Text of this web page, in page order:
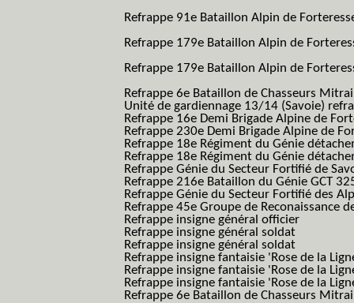
Refrappe 91e Bataillon Alpin de
Refrappe 179e Bataillon Alpin de
Refrappe 179e Bataillon Alpin de
Refrappe 6e Bataillon de Chasseurs
Unité de gardiennage 13/14 (Savoie)
Refrappe 16e Demi Brigade Alpine de
Refrappe 230e Demi Brigade Alpine de
Refrappe 18e Régiment du Génie
Refrappe 18e Régiment du Génie
Refrappe Génie du Secteur Fortifié de
Refrappe 216e Bataillon du Génie GCT
Refrappe Génie du Secteur Fortifié des
Refrappe 45e Groupe de Reconaissance
Refrappe insigne général officier
Refrappe insigne général soldat
Refrappe insigne général soldat
Refrappe insigne fantaisie 'Rose de la
Refrappe insigne fantaisie 'Rose de la
Refrappe insigne fantaisie 'Rose de la
Refrappe 6e Bataillon de Chasseurs